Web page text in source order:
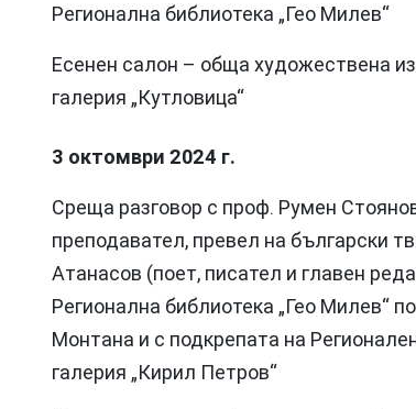
Регионална библиотека „Гео Милев“
Есенен салон – обща художествена
галерия „Кутловица“
3 октомври 2024 г.
Среща разговор с проф. Румен
преподавател, превел на български
Атанасов (поет, писател и главен
Регионална библиотека „Гео Милев“
Монтана и с подкрепата на
галерия „Кирил Петров“